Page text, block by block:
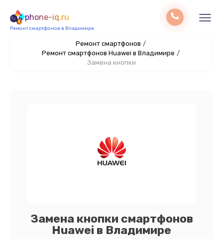
phone-iq.ru
Ремонт смартфонов в Владимире
Ремонт смартфонов /
Ремонт смартфонов Huawei в Владимире /
Замена кнопки
Замена кнопки смартфонов
Huawei в Владимире